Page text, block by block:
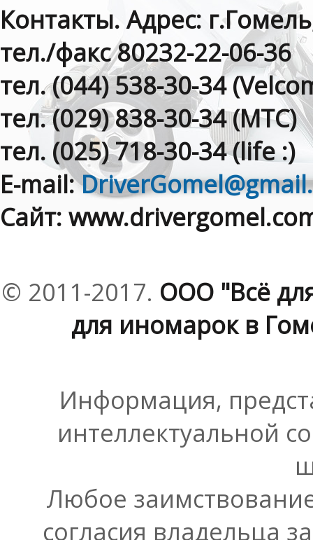
Контакты. Адрес:
тел./факс 80232-22-06-36
тел. (044) 538-30-34
тел. (029) 838-30-34 (МТС)
тел. (025) 718-30-34 (life :)
E-mail:
Сайт:
© 2011-2017. ООО "Всё
для иномарок в
Информация,
интеллектуальной
Любое
согласия владельца